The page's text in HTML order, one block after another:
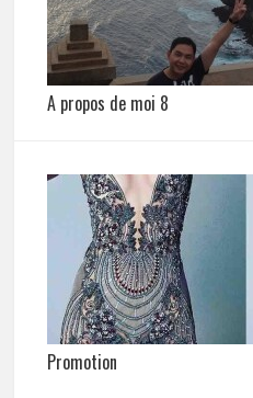
A propos de moi 8
Promotion